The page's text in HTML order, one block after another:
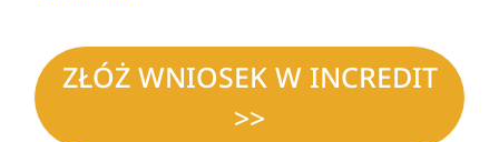
ZŁÓŻ WNIOSEK W INCREDIT
>>